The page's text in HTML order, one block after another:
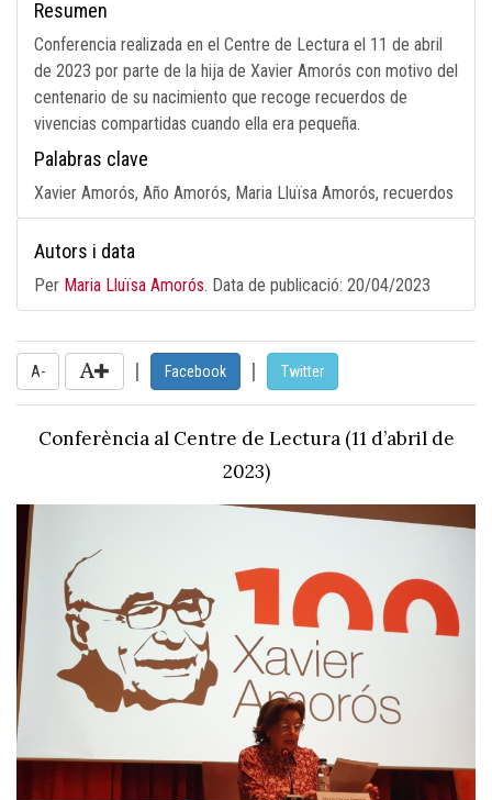
Resumen
Conferencia realizada en el Centre de Lectura el 11 de abril
de 2023 por parte de la hija de Xavier Amorós con motivo del
centenario de su nacimiento que recoge recuerdos de
vivencias compartidas cuando ella era pequeña.
Palabras clave
Xavier Amorós, Año Amorós, Maria Lluïsa Amorós, recuerdos
Autors i data
Per Maria Lluïsa Amorós. Data de publicació: 20/04/2023
A- | Facebook | Twitter
Conferència al Centre de Lectura (11 d’abril de
2023)